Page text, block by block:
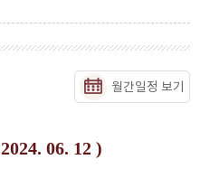
월간일정 보기
06. 12 )